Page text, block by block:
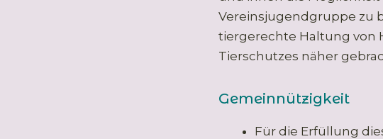
Vereinsjugendgruppe zu
tiergerechte Haltung von
Tierschutzes näher
Gemeinnützigkeit
Für die Erfüllung